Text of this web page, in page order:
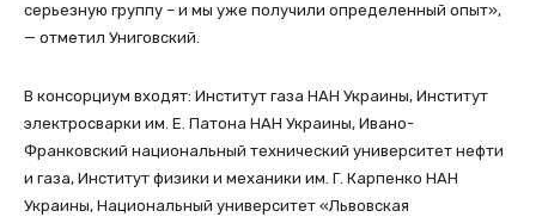
серьезную группу – и мы уже получили определенный опыт»,
— отметил Униговский.
В консорциум входят: Институт газа НАН Украины, Институт
электросварки им. Е. Патона НАН Украины, Ивано-
Франковский национальный технический университет нефти
и газа, Институт физики и механики им. Г. Карпенко НАН
Украины, Национальный университет «Львовская